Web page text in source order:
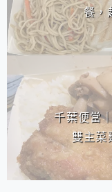
餐，
千葉便當
雙主菜